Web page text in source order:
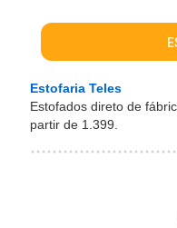
Estofaria Teles
Estofados direto de
partir de 1.399.